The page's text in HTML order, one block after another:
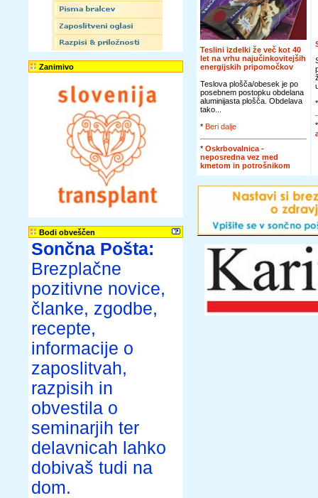
Zanimivo
Bodi obveščen
Sončna Pošta:
Brezplačne
pozitivne novice,
članke, zgodbe,
recepte,
informacije o
zaposlitvah,
razpisih in
obvestila o
seminarjih ter
delavnicah lahko
dobivaš tudi na
dom.
Teslini izdelki že več kot 40
let na vrhu najučinkovitejših
energijskih pripomočkov
Teslova plošča/obesek je po
posebnem postopku obdelana
aluminijasta plošča. Obdelava
tako...
* Beri dalje
* Oskrbovalnica -
neposredna vez med
kmetom in potrošnikom